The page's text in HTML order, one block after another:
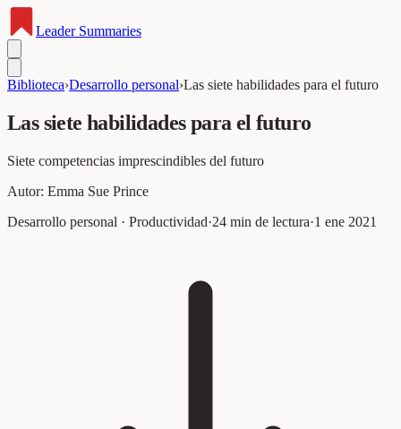
LeaderSummaries
Biblioteca›Desarrollo personal›Las siete habilidades para el futuro
Las siete habilidades para el futuro
Siete competencias imprescindibles del futuro
Autor: Emma Sue Prince
Desarrollo personal · Productividad·24 min de lectura·1 ene 2021